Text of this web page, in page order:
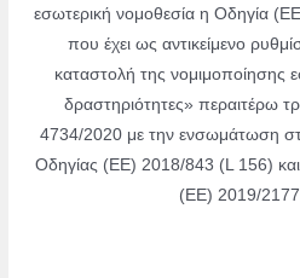
εσωτερική νομοθεσία η Οδηγία
που έχει ως αντικείμενο
καταστολή της νομιμοποίησης
δραστηριότητες» περαιτέρω
4734/2020 με την ενσωμάτωση
Οδηγίας (ΕΕ) 2018/843 (L 156)
(ΕΕ) 2019/2177